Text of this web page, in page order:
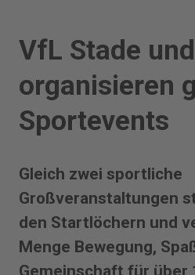
VfL Stade
organisieren
Sportevents
Gleich zwei sportliche
Großveranstaltungen
den Startlöchern und
Menge Bewegung,
Gemeinschaft für über